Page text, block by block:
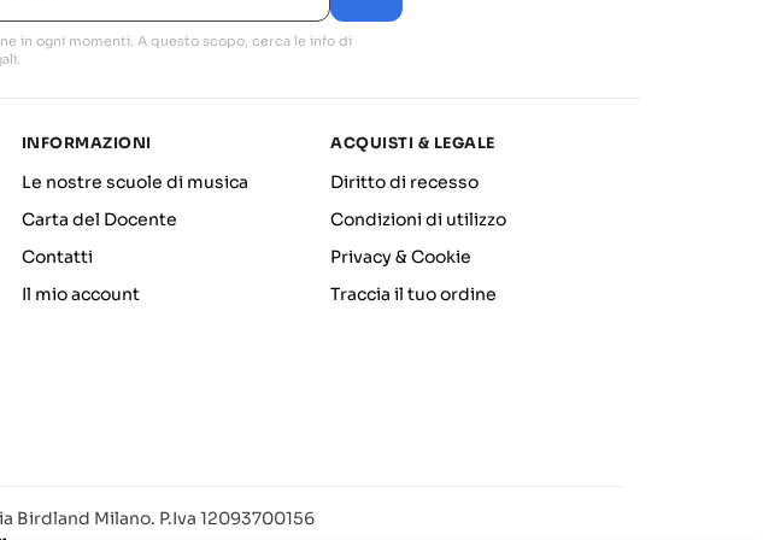
in ogni momenti. A questo scopo, cerca le info di
INFORMAZIONI
Le nostre scuole di musica
Carta del Docente
Contatti
Il mio account
ACQUISTI & LEGALE
Diritto di recesso
Condizioni di utilizzo
Privacy & Cookie
Traccia il tuo ordine
Milano. P.Iva 12093700156